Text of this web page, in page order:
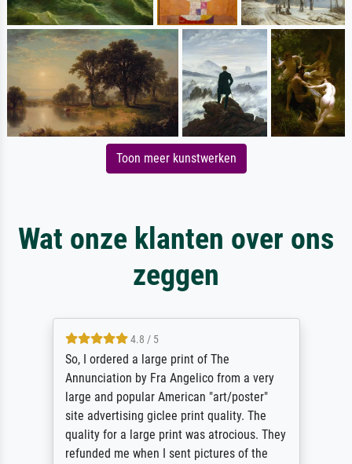
Toon meer kunstwerken
Wat onze klanten over ons
zeggen
4.8 / 5
So, I ordered a large print of The
Annunciation by Fra Angelico from a very
large and popular American "art/poster"
site advertising giclee print quality. The
quality for a large print was atrocious. They
refunded me when I sent pictures of the